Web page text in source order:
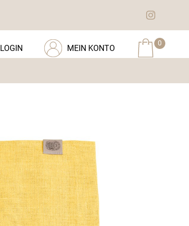
0
MEIN KONTO
LOGIN